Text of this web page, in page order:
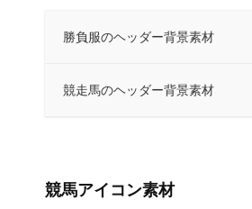
勝負服のヘッダー背景素材
競走馬のヘッダー背景素材
競馬アイコン素材